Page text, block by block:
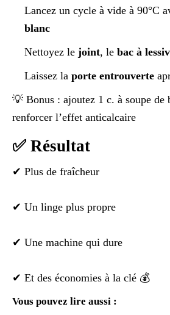
Lancez un cycle à vide à 90°C
blanc
Nettoyez le joint, le bac à
Laissez la porte entrouverte
💡 Bonus : ajoutez 1 c. à soupe de
renforcer l’effet anticalcaire
✅ Résultat
✔ Plus de fraîcheur
✔ Un linge plus propre
✔ Une machine qui dure
✔ Et des économies à la clé 💰
Vous pouvez lire aussi :